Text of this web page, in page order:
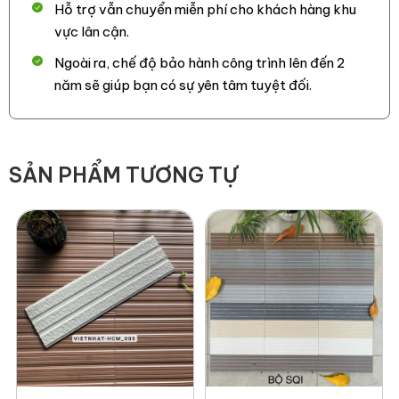
bền lâu dài.
– Dễ dàng thi công bằng keo KVN và keo vữa, giúp tiết kiệm
thời gian và chi phí.
Hỗ trợ vẫn chuyển miễn phí cho khách hàng khu
vực lân cận.
Ngoài ra, chế độ bảo hành công trình lên đến 2
năm sẽ giúp bạn có sự yên tâm tuyệt đối.
SẢN PHẨM TƯƠNG TỰ